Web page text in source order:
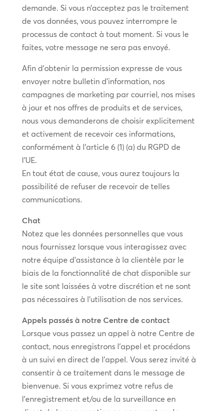
demande. Si vous n’acceptez pas le traitement
de vos données, vous pouvez interrompre le
processus de contact à tout moment. Si vous le
faites, votre message ne sera pas envoyé.
Afin d’obtenir la permission expresse de vous
envoyer notre bulletin d’information, nos
campagnes de marketing par courriel, nos mises
à jour et nos offres de produits et de services,
nous vous demanderons de choisir explicitement
et activement de recevoir ces informations,
conformément à l’article 6 (1) (a) du RGPD de
l’UE.
En tout état de cause, vous aurez toujours la
possibilité de refuser de recevoir de telles
communications.
Chat
Notez que les données personnelles que vous
nous fournissez lorsque vous interagissez avec
notre équipe d’assistance à la clientèle par le
biais de la fonctionnalité de chat disponible sur
le site sont laissées à votre discrétion et ne sont
pas nécessaires à l’utilisation de nos services.
Appels passés à notre Centre de contact
Lorsque vous passez un appel à notre Centre de
contact, nous enregistrons l’appel et procédons
à un suivi en direct de l’appel. Vous serez invité à
consentir à ce traitement dans le message de
bienvenue. Si vous exprimez votre refus de
l’enregistrement et/ou de la surveillance en